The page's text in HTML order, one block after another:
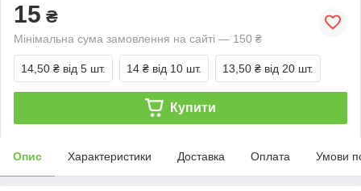
15 ₴
Мінімальна сума замовлення на сайті — 150 ₴
14,50 ₴ від 5 шт. 14 ₴ від 10 шт. 13,50 ₴ від 20 шт.
Купити
Опис Характеристики Доставка Оплата Умови